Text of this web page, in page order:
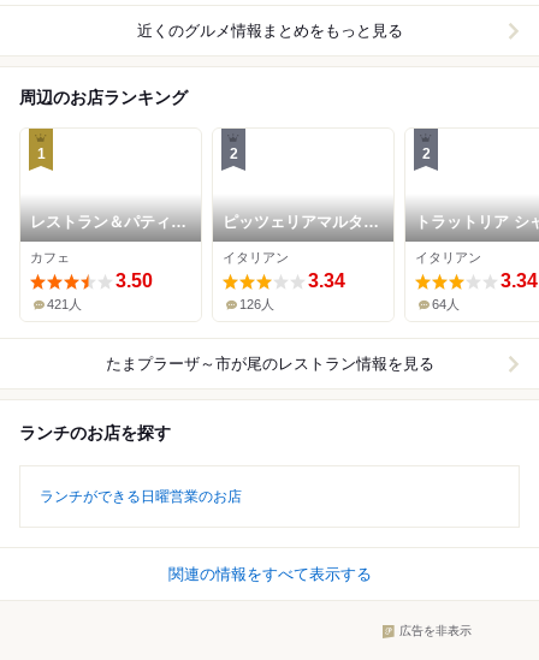
近くのグルメ情報まとめをもっと見る
周辺のお店ランキング
1
レストラン＆パティス
リー 木かげ茶屋
カフェ
3.50
421人
2
ピッツェリアマルター
ノ
イタリアン
3.34
126人
2
トラットリア シ
ト
イタリアン
3.34
64人
たまプラーザ～市が尾のレストラン情報を見る
ランチのお店を探す
ランチができる日曜営業のお店
関連の情報をすべて表示する
広告を非表示